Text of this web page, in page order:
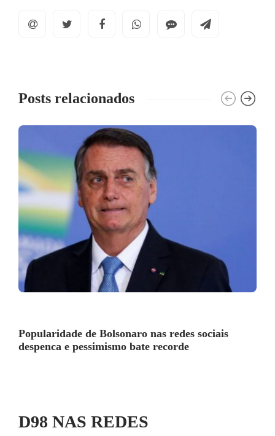
Posts relacionados
Popularidade de Bolsonaro nas redes sociais
despenca e pessimismo bate recorde
D98 NAS REDES